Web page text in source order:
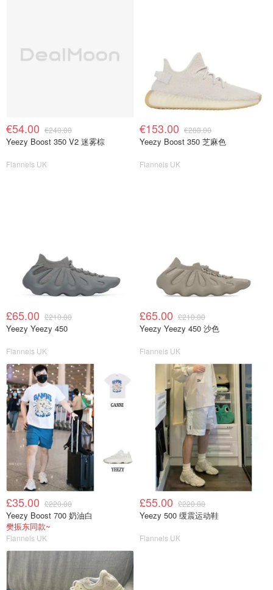
€54.00 €240.00
Yeezy Boost 350 V2 迷雾棕
Flannels UK
€153.00 €288.00
Yeezy Boost 350 芝麻色
Flannels UK
£65.00 £210.00
Yeezy Yeezy 450
Flannels UK
£65.00 £210.00
Yeezy Yeezy 450 沙色
Flannels UK
£35.00 £220.00
Yeezy Boost 700 奶油白
樊振东同款~
Flannels UK
£55.00 £220.00
Yeezy 500 缓震运动鞋
Flannels UK